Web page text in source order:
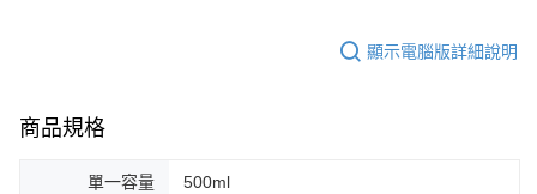
顯示電腦版詳細說明
商品規格
單一容量 500ml